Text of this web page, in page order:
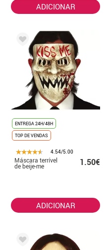
ADICIONAR
ENTREGA 24H/48H
TOP DE VENDAS
4.54/5.00
Máscara terrível
de beije-me 1.50€
ADICIONAR